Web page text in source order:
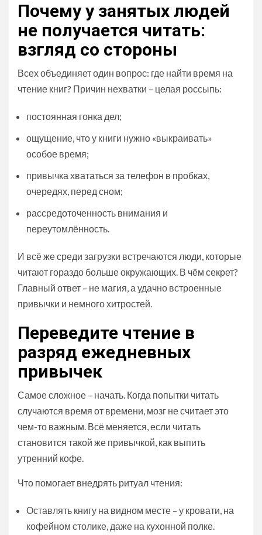
Почему у занятых людей
не получается читать:
взгляд со стороны
Всех объединяет один вопрос: где найти время на
чтение книг? Причин нехватки – целая россыпь:
постоянная гонка дел;
ощущение, что у книги нужно «выкраивать»
особое время;
привычка хвататься за телефон в пробках,
очередях, перед сном;
рассредоточенность внимания и
переутомлённость.
И всё же среди загрузки встречаются люди, которые
читают гораздо больше окружающих. В чём секрет?
Главный ответ – не магия, а удачно встроенные
привычки и немного хитростей.
Переведите чтение в
разряд ежедневных
привычек
Самое сложное – начать. Когда попытки читать
случаются время от времени, мозг не считает это
чем-то важным. Всё меняется, если читать
становится такой же привычкой, как выпить
утренний кофе.
Что помогает внедрять ритуал чтения:
Оставлять книгу на видном месте – у кровати, на
кофейном столике, даже на кухонной полке.